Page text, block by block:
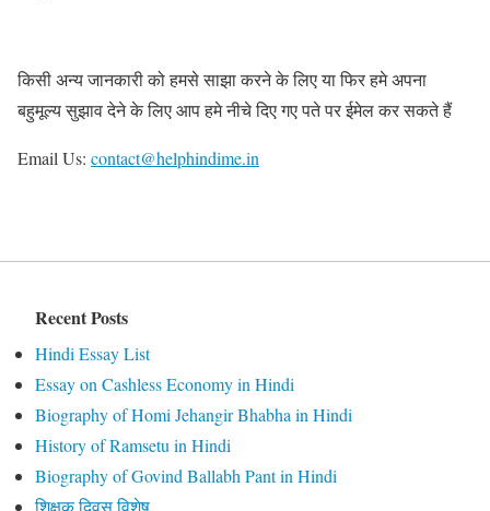
किसी अन्य जानकारी को हमसे साझा करने के लिए या फिर हमे अपना
बहुमूल्य सुझाव देने के लिए आप हमे नीचे दिए गए पते पर ईमेल कर सकते हैं
Email Us: contact@helphindime.in
Recent Posts
Hindi Essay List
Essay on Cashless Economy in Hindi
Biography of Homi Jehangir Bhabha in Hindi
History of Ramsetu in Hindi
Biography of Govind Ballabh Pant in Hindi
शिक्षक दिवस विशेष